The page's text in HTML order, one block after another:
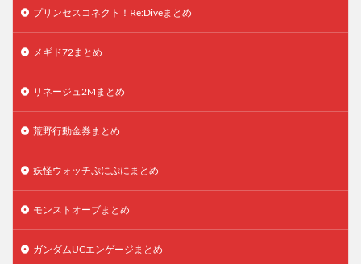
プリンセスコネクト！Re:Diveまとめ
メギド72まとめ
リネージュ2Mまとめ
荒野行動金券まとめ
妖怪ウォッチぷにぷにまとめ
モンストオーブまとめ
ガンダムUCエンゲージまとめ